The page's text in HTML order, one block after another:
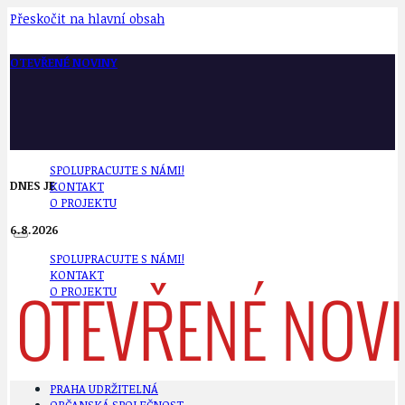
Přeskočit na hlavní obsah
OTEVŘENÉ NOVINY
SPOLUPRACUJTE S NÁMI!
KONTAKT
O PROJEKTU
SPOLUPRACUJTE S NÁMI!
KONTAKT
O PROJEKTU
DNES JE
6.8.2026
PRAHA UDRŽITELNÁ